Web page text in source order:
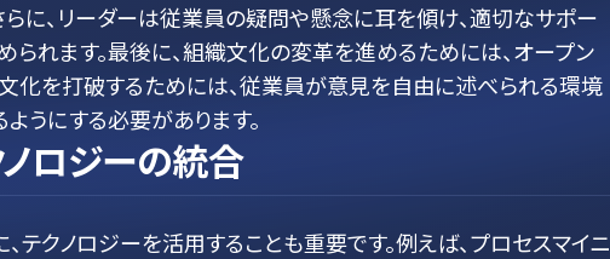
に、リーダーは従業員の疑問や懸念に耳を傾け、適切なサポー
られます。最後に、組織文化の変革を進めるためには、オープン
化を打破するためには、従業員が意見を自由に述べられる環境
うにする必要があります。
ロジーの統合
テクノロジーを活用することも重要です。例えば、プロセスマイニ